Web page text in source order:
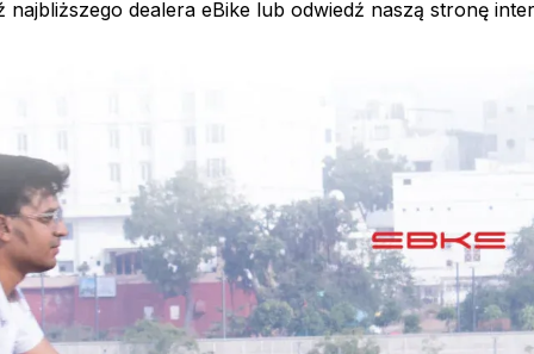
najbliższego dealera eBike lub odwiedź naszą stronę